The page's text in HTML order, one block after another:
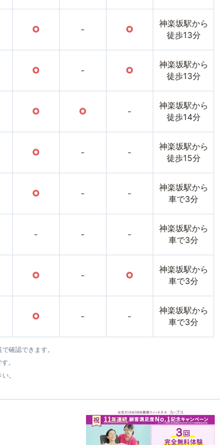
○ - ○
神楽坂駅から
徒歩13分
○ - ○
神楽坂駅から
徒歩13分
○ ○ -
神楽坂駅から
徒歩14分
○ - -
神楽坂駅から
徒歩15分
○ - -
神楽坂駅から
車で3分
- - -
神楽坂駅から
車で3分
○ - ○
神楽坂駅から
車で3分
○ - -
神楽坂駅から
車で3分
確認できます。
。
。